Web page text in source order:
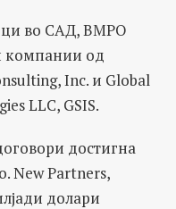
во САД, ВМРО
компании од
Inc. и Global
LLC, GSIS.
достигна
New Partners,
долари